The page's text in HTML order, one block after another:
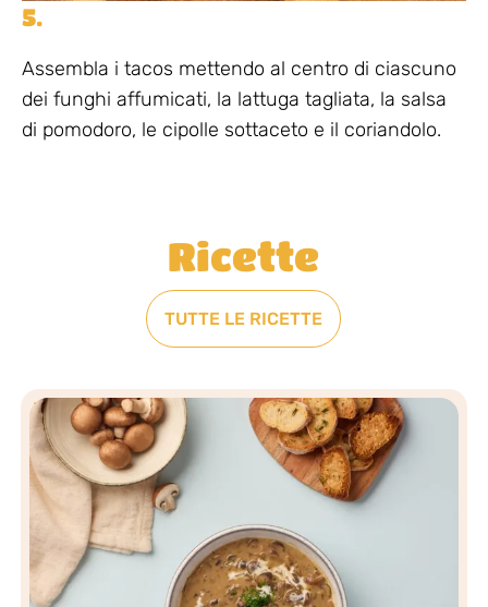
5.
Assembla i tacos mettendo al centro di ciascuno
dei funghi affumicati, la lattuga tagliata, la salsa
di pomodoro, le cipolle sottaceto e il coriandolo.
Ricette
TUTTE LE RICETTE